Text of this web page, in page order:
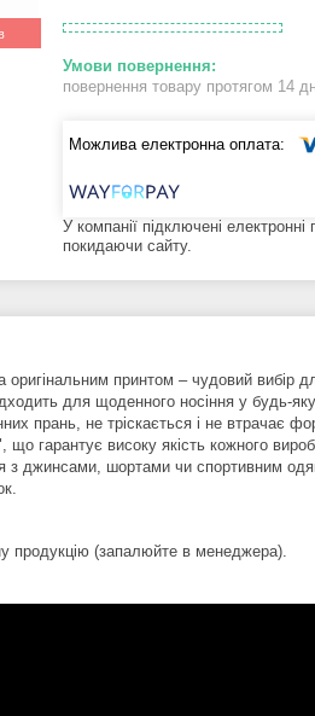
повернення товару протягом 14
У компанії підключені
покидаючи сайту.
оригінальним принтом – чудовий вибір
для щоденного носіння у
прань, не тріскається і не втрачає
гарантує високу якість кожного
з джинсами, шортами чи спортивним
продукцію (запалюйте в менеджера).